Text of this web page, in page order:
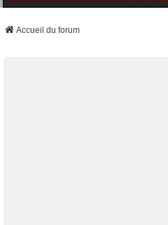
Accueil du forum